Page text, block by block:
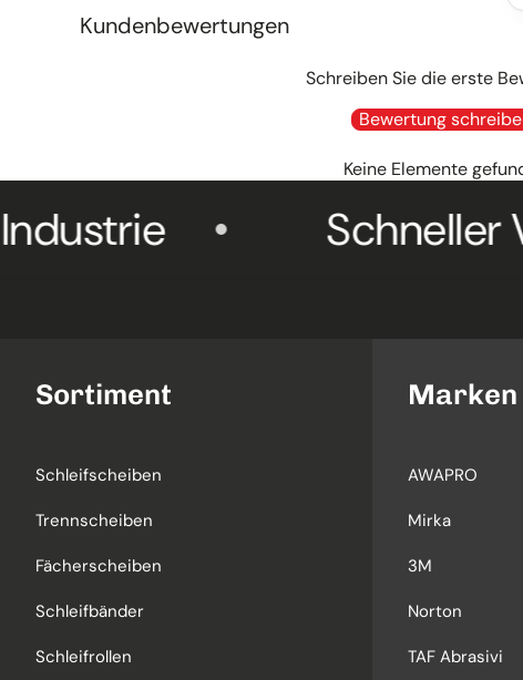
Kundenbewertungen
Schreiben Sie die erste
Bewertung
Keine Elemente
Schneller
Sortiment
Schleifscheiben
Trennscheiben
Fächerscheiben
Schleifbänder
Schleifrollen
Marken
AWAPRO
Mirka
3M
Norton
TAF Abrasivi